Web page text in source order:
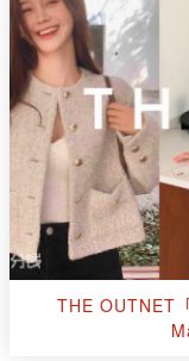
THE OUTNET